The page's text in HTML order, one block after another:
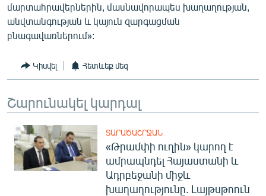
«Ազատության» բոլոր կայքերը
մարտահրավերներին, մասնավորապես խաղաղության,
անվտանգության և կայուն զարգացման
բնագավառներում»:
Կիսվել Հետևեք մեզ
Շարունակել կարդալ
ՏԱՐԱԾԱՇՐՋԱՆ
«Թրամփի ուղին» կարող է
ամրապնդել Հայաստանի և
Ադրբեջանի միջև
խաղաղությունը. Լայթսթոուն